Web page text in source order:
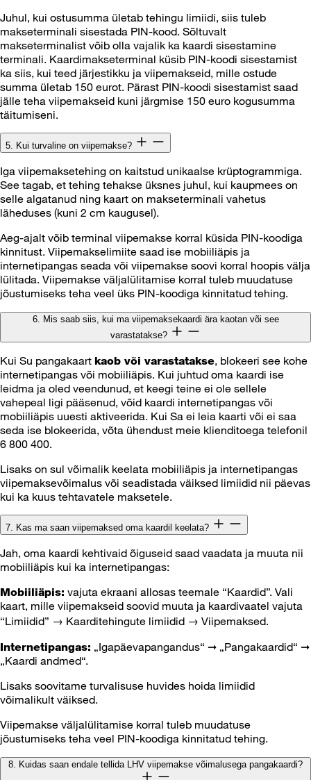
Juhul, kui ostusumma ületab tehingu limiidi, siis tuleb
makseterminali sisestada PIN-kood. Sõltuvalt
makseterminalist võib olla vajalik ka kaardi sisestamine
terminali. Kaardimakseterminal küsib PIN-koodi sisestamist
ka siis, kui teed järjestikku ja viipemakseid, mille ostude
summa ületab 150 eurot. Pärast PIN-koodi sisestamist saad
jälle teha viipemakseid kuni järgmise 150 euro kogusumma
täitumiseni.
5. Kui turvaline on viipemakse?
Iga viipemaksetehing on kaitstud unikaalse krüptogrammiga.
See tagab, et tehing tehakse üksnes juhul, kui kaupmees on
selle algatanud ning kaart on makseterminali vahetus
läheduses (kuni 2 cm kaugusel).
Aeg-ajalt võib terminal viipemakse korral küsida PIN-koodiga
kinnitust. Viipemakselimiite saad ise mobiiliäpis ja
internetipangas seada või viipemakse soovi korral hoopis välja
lülitada. Viipemakse väljalülitamise korral tuleb muudatuse
jõustumiseks teha veel üks PIN-koodiga kinnitatud tehing.
6. Mis saab siis, kui ma viipemaksekaardi ära kaotan või see
varastatakse?
Kui Su pangakaart kaob või varastatakse, blokeeri see kohe
internetipangas või mobiiliäpis. Kui juhtud oma kaardi ise
leidma ja oled veendunud, et keegi teine ei ole sellele
vahepeal ligi pääsenud, võid kaardi internetipangas või
mobiiliäpis uuesti aktiveerida. Kui Sa ei leia kaarti või ei saa
seda ise blokeerida, võta ühendust meie klienditoega telefonil
6 800 400.
Lisaks on sul võimalik keelata mobiiliäpis ja internetipangas
viipemaksevõimalus või seadistada väiksed limiidid nii päevas
kui ka kuus tehtavatele maksetele.
7. Kas ma saan viipemaksed oma kaardil keelata?
Jah, oma kaardi kehtivaid õiguseid saad vaadata ja muuta nii
mobiiliäpis kui ka internetipangas:
Mobiiliäpis: vajuta ekraani allosas teemale “Kaardid”. Vali
kaart, mille viipemakseid soovid muuta ja kaardivaatel vajuta
“Limiidid” → Kaarditehingute limiidid → Viipemaksed.
Internetipangas: „Igapäevapangandus“ ➞ „Pangakaardid“ ➞
„Kaardi andmed“.
Lisaks soovitame turvalisuse huvides hoida limiidid
võimalikult väiksed.
Viipemakse väljalülitamise korral tuleb muudatuse
jõustumiseks teha veel PIN-koodiga kinnitatud tehing.
8. Kuidas saan endale tellida LHV viipemakse võimalusega pangakaardi?